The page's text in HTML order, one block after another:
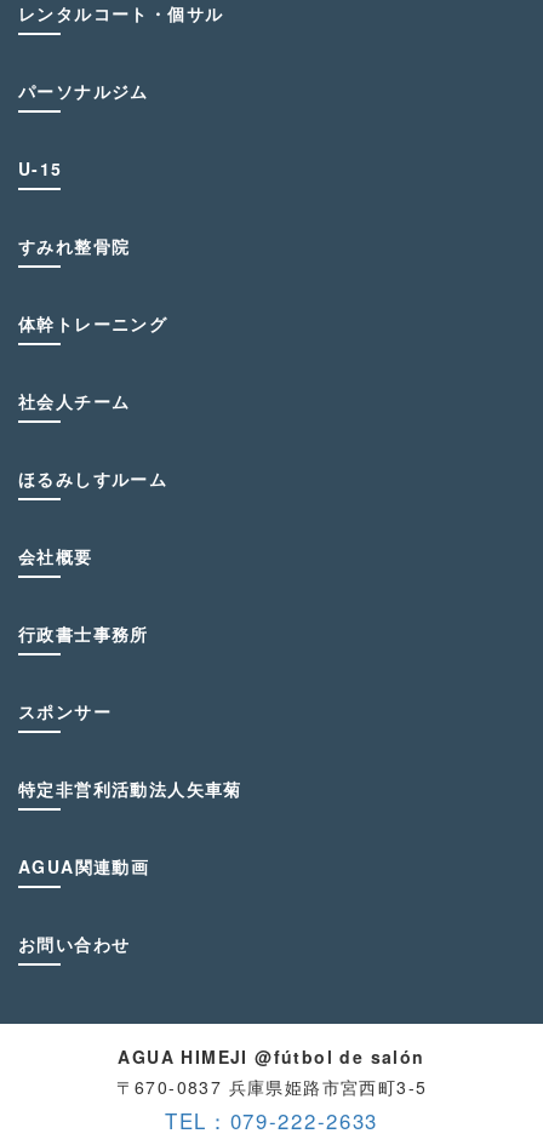
レンタルコート・個サル
パーソナルジム
U-15
すみれ整骨院
体幹トレーニング
社会人チーム
ほるみしすルーム
会社概要
行政書士事務所
スポンサー
特定非営利活動法人矢車菊
AGUA関連動画
お問い合わせ
AGUA HIMEJI @fútbol de salón
〒670-0837 兵庫県姫路市宮西町3-5
TEL：079-222-2633